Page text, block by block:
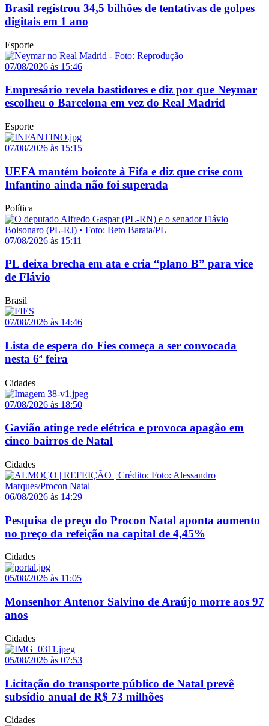
Brasil registrou 34,5 bilhões de tentativas de golpes
digitais em 1 ano
Esporte
07/08/2026 às 15:46
Empresário revela bastidores e diz por que Neymar
escolheu o Barcelona em vez do Real Madrid
Esporte
07/08/2026 às 15:15
UEFA mantém boicote à Fifa e diz que crise com
Infantino ainda não foi superada
Política
07/08/2026 às 15:11
PL deixa brecha em ata e cria “plano B” para vice
de Flávio
Brasil
07/08/2026 às 14:46
Lista de espera do Fies começa a ser convocada
nesta 6ª feira
Cidades
07/08/2026 às 18:50
Gavião atinge rede elétrica e provoca apagão em
cinco bairros de Natal
Cidades
06/08/2026 às 14:29
Pesquisa de preço do Procon Natal aponta aumento
no preço da refeição na capital de 4,45%
Cidades
05/08/2026 às 11:05
Monsenhor Antenor Salvino de Araújo morre aos 97
anos
Cidades
05/08/2026 às 07:53
Licitação do transporte público de Natal prevê
subsídio anual de R$ 73 milhões
Cidades